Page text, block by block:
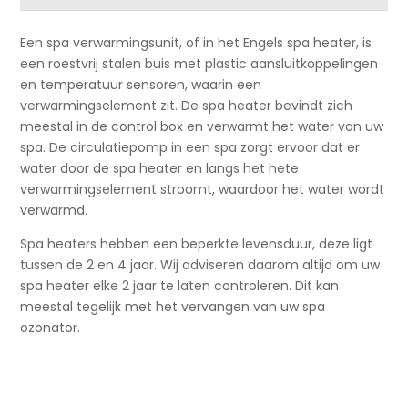
Een spa verwarmingsunit, of in het Engels spa heater, is
een roestvrij stalen buis met plastic aansluitkoppelingen
en temperatuur sensoren, waarin een
verwarmingselement zit. De spa heater bevindt zich
meestal in de control box en verwarmt het water van uw
spa. De circulatiepomp in een spa zorgt ervoor dat er
water door de spa heater en langs het hete
verwarmingselement stroomt, waardoor het water wordt
verwarmd.
Spa heaters hebben een beperkte levensduur, deze ligt
tussen de 2 en 4 jaar. Wij adviseren daarom altijd om uw
spa heater elke 2 jaar te laten controleren. Dit kan
meestal tegelijk met het vervangen van uw spa
ozonator.